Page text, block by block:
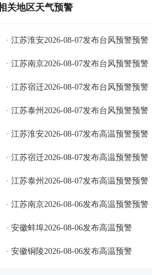
关地区天气预警
· 江苏淮安2026-08-07发布台风预警预警
· 江苏南京2026-08-07发布台风预警预警
· 江苏宿迁2026-08-07发布台风预警预警
· 江苏泰州2026-08-07发布台风预警预警
· 江苏淮安2026-08-07发布高温预警预警
· 江苏宿迁2026-08-07发布高温预警预警
· 江苏泰州2026-08-07发布高温预警预警
· 江苏南京2026-08-06发布高温预警预警
· 安徽蚌埠2026-08-06发布高温预警
· 安徽铜陵2026-08-06发布高温预警